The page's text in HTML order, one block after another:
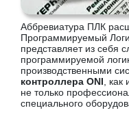
Аббревиатура ПЛК
Программируемый
представляет из себя
программируемой
производственными
контроллера ONI ,
не только
специального